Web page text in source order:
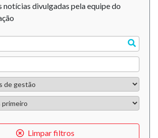
notícias divulgadas pela equipe do
Limpar filtros